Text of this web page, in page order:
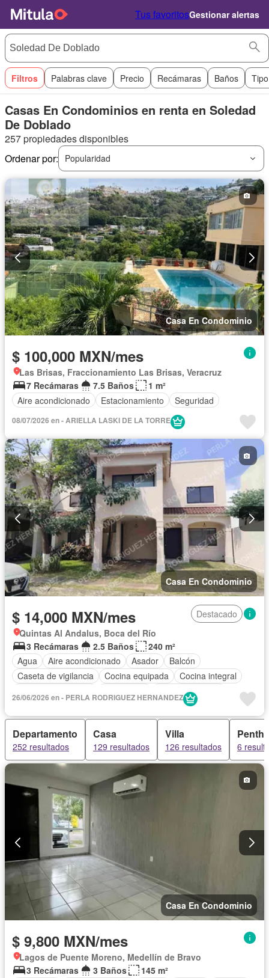
Tus favoritosGestionar alertas
Filtros Palabras clave Precio Recámaras Baños
Casas En Condominios en renta en Soledad
De Doblado
257 propiedades disponibles
Ordenar por:
Popularidad
Casa En Condominio
$ 100,000 MXN/mes
Las Brisas, Fraccionamiento Las Brisas, Veracruz
7 Recámaras
7.5 Baños
1 m²
Aire acondicionado
Estacionamiento Seguridad
08/07/2026 en - ARIELLA LASKI DE LA TORRE
Casa En Condominio
$ 14,000 MXN/mes
Destacado
Quintas Al Andalus, Boca del Río
3 Recámaras
2.5 Baños
240 m²
Agua
Aire acondicionado Asador
Balcón
Caseta de vigilancia
Cocina equipada
Cocina integral
Estacionamiento
Recámara con closet
Seguridad
Televisión por cable Wifi
Permite mascotas
Permite niños
Solo familias Sin amueblar
26/06/2026 en - PERLA RODRIGUEZ HERNANDEZ
Departamento
252 resultados
Casa
129 resultados
Villa
126 resultados 6
Casa En Condominio
$ 9,800 MXN/mes
Lagos de Puente Moreno, Medellín de Bravo
3 Recámaras
3 Baños
145 m²